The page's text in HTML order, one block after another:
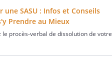
une SASU : Infos et Conseils
Prendre au Mieux
le procès-verbal de dissolution de votre